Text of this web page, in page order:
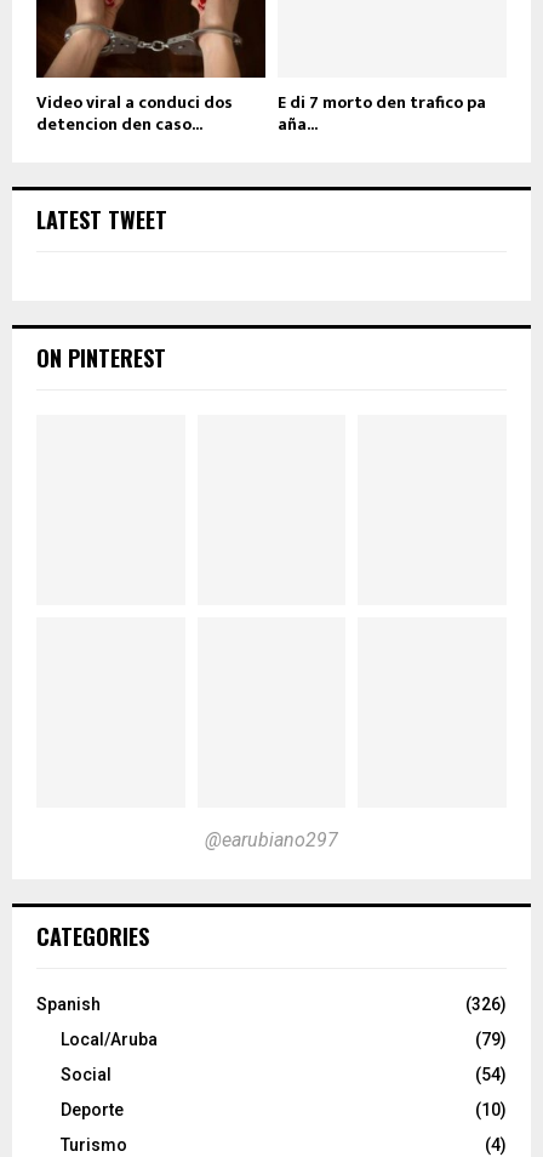
Video viral a conduci dos
detencion den caso...
E di 7 morto den trafico pa
aña...
LATEST TWEET
ON PINTEREST
@earubiano297
CATEGORIES
Spanish
(326)
Local/Aruba
(79)
Social
(54)
Deporte
(10)
Turismo
(4)